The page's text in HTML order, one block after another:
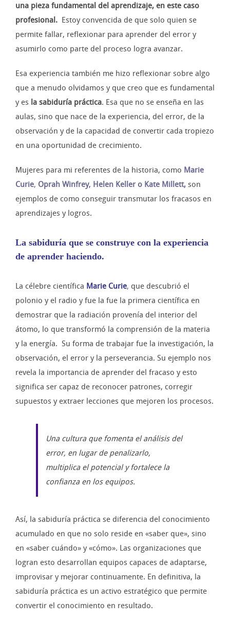
una pieza fundamental del aprendizaje, en este caso
profesional. Estoy convencida de que solo quien se
permite fallar, reflexionar para aprender del error y
asumirlo como parte del proceso logra avanzar.
Esa experiencia también me hizo reflexionar sobre algo
que a menudo olvidamos y que creo que es fundamental
y es la sabiduría práctica. Esa que no se enseña en las
aulas, sino que nace de la experiencia, del error, de la
observación y de la capacidad de convertir cada tropiezo
en una oportunidad de crecimiento.
Mujeres para mi referentes de la historia, como Marie
Curie, Oprah Winfrey, Helen Keller o Kate Millett, son
ejemplos de como conseguir transmutar los fracasos en
aprendizajes y logros.
La sabiduría que se construye con la experiencia
de aprender haciendo.
La célebre científica Marie Curie, que descubrió el
polonio y el radio y fue la fue la primera científica en
demostrar que la radiación provenía del interior del
átomo, lo que transformó la comprensión de la materia
y la energía. Su forma de trabajar fue la investigación, la
observación, el error y la perseverancia. Su ejemplo nos
revela la importancia de aprender del fracaso y esto
significa ser capaz de reconocer patrones, corregir
supuestos y extraer lecciones que mejoren los procesos.
Una cultura que fomenta el análisis del
error, en lugar de penalizarlo,
multiplica el potencial y fortalece la
confianza en los equipos.
Así, la sabiduría práctica se diferencia del conocimiento
acumulado en que no solo reside en «saber que», sino
en «saber cuándo» y «cómo». Las organizaciones que
logran esto desarrollan equipos capaces de adaptarse,
improvisar y mejorar continuamente. En definitiva, la
sabiduría práctica es un activo estratégico que permite
convertir el conocimiento en resultado.